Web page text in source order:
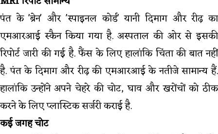
पंत के 'ब्रेन' और 'स्पाइनल कोर्ड' यानी दिमाग और रीढ़ का
एमआरआई स्कैन किया गया है. अस्पताल की ओर से इसकी
रिपोर्ट जारी की गई है. फैंस के लिए हालांकि चिंता की बात नहीं
है. पंत के दिमाग और रीढ़ की एमआरआई के नतीजे सामान्य हैं.
हालांकि उन्होंने अपने चेहरे की चोट, घाव और खरोंचों को ठीक
करने के लिए प्लास्टिक सर्जरी कराई है.
कई जगह चोट